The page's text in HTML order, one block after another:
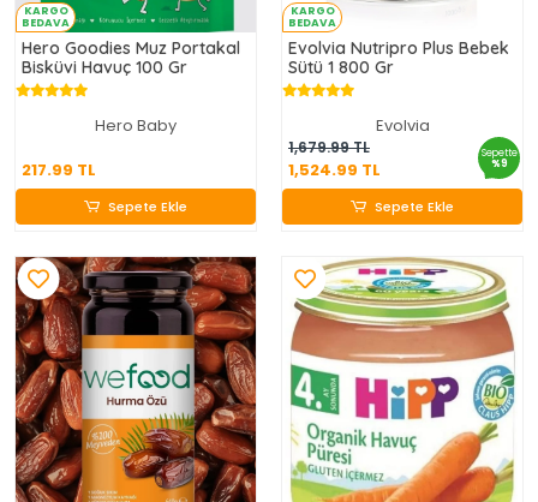
KARGO
BEDAVA
Hero Goodies Muz Portakal
Bisküvi Havuç 100 Gr
Hero Baby
217.99 TL
217.99 TL
Sepete Ekle
KARGO
BEDAVA
Evolvia Nutripro Plus Bebek
Sütü 1 800 Gr
Evolvia
1,679.99 TL
1,524.99 TL
Sepette
%9
1,524.99 TL
Sepete Ekle
Sepete Ekle